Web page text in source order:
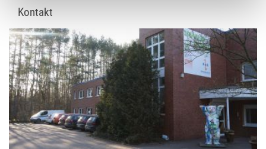
Kontakt